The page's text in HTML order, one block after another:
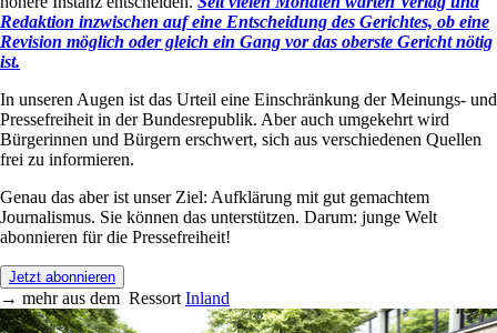
Redaktion inzwischen auf eine Entscheidung des Gerichtes, ob eine
Revision möglich oder gleich ein Gang vor das oberste Gericht nötig
ist.
In unseren Augen ist das Urteil eine Einschränkung der Meinungs- und
Pressefreiheit in der Bundesrepublik. Aber auch umgekehrt wird
Bürgerinnen und Bürgern erschwert, sich aus verschiedenen Quellen
frei zu informieren.
Genau das aber ist unser Ziel: Aufklärung mit gut gemachtem
Journalismus. Sie können das unterstützen. Darum: junge Welt
abonnieren für die Pressefreiheit!
Jetzt abonnieren
→ mehr aus dem Ressort Inland